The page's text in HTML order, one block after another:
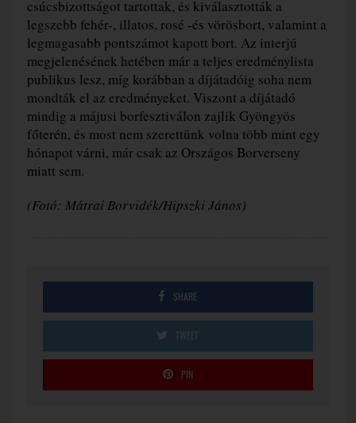
csúcsbizottságot tartottak, és kiválasztották a
legszebb fehér-, illatos, rosé -és vörösbort, valamint a
legmagasabb pontszámot kapott bort. Az interjú
megjelenésének hetében már a teljes eredménylista
publikus lesz, míg korábban a díjátadóig soha nem
mondták el az eredményeket. Viszont a díjátadó
mindig a májusi borfesztiválon zajlik Gyöngyös
főterén, és most nem szerettünk volna több mint egy
hónapot várni, már csak az Országos Borverseny
miatt sem.
(Fotó: Mátrai Borvidék/Hipszki János)
SHARE
TWEET
PIN